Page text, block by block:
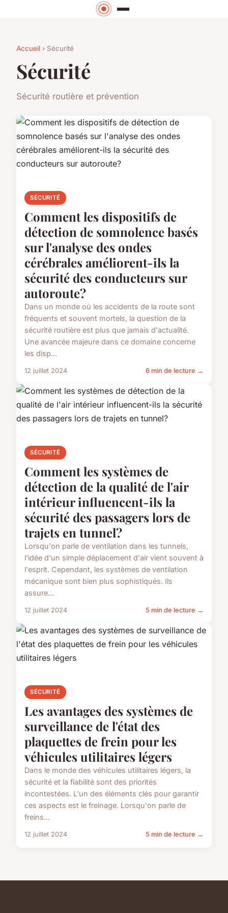
Accueil › Sécurité
Sécurité
Sécurité routière et prévention
SÉCURITÉ
Comment les dispositifs de
détection de somnolence basés
sur l'analyse des ondes
cérébrales améliorent-ils la
sécurité des conducteurs sur
autoroute?
Dans un monde où les accidents de la route sont
fréquents et souvent mortels, la question de la
sécurité routière est plus que jamais d'actualité.
Une avancée majeure dans ce domaine concerne
les disp...
12 juillet 2024 6 min de lecture →
SÉCURITÉ
Comment les systèmes de
détection de la qualité de l'air
intérieur influencent-ils la
sécurité des passagers lors de
trajets en tunnel?
Lorsqu'on parle de ventilation dans les tunnels,
l'idée d'un simple déplacement d'air vient souvent à
l'esprit. Cependant, les systèmes de ventilation
mécanique sont bien plus sophistiqués. Ils
assure...
12 juillet 2024 5 min de lecture →
SÉCURITÉ
Les avantages des systèmes de
surveillance de l'état des
plaquettes de frein pour les
véhicules utilitaires légers
Dans le monde des véhicules utilitaires légers, la
sécurité et la fiabilité sont des priorités
incontestées. L'un des éléments clés pour garantir
ces aspects est le freinage. Lorsqu'on parle de
freins...
12 juillet 2024 5 min de lecture →